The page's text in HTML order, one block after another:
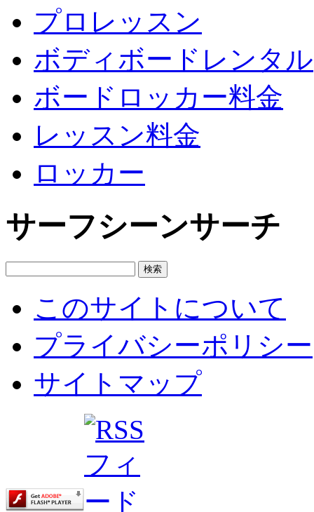
プロレッスン
ボディボードレンタル
ボードロッカー料金
レッスン料金
ロッカー
サーフシーンサーチ
このサイトについて
プライバシーポリシー
サイトマップ